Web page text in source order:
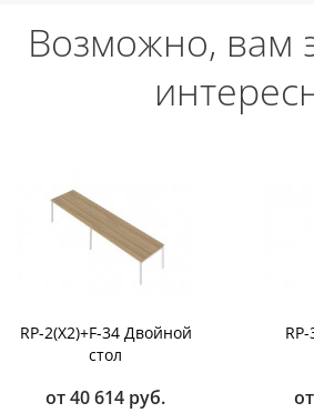
Возможно, вам
RP-2(X2)+F-34 Двойной
стол
от 40 614 руб.